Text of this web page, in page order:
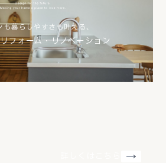
も暮らしやすさも叶える、
フォーム・リノベーション